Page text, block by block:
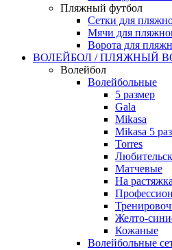
Пляжный футбол
Сетки для
Мячи для
Ворота для
ВОЛЕЙБОЛ / ПЛЯЖНЫЙ
Волейбол
Волейбольные
5 размер
Gala
Mikasa
Mikasa 5
Torres
Матчевые
На
Желто-
Кожаные
Волейбольные